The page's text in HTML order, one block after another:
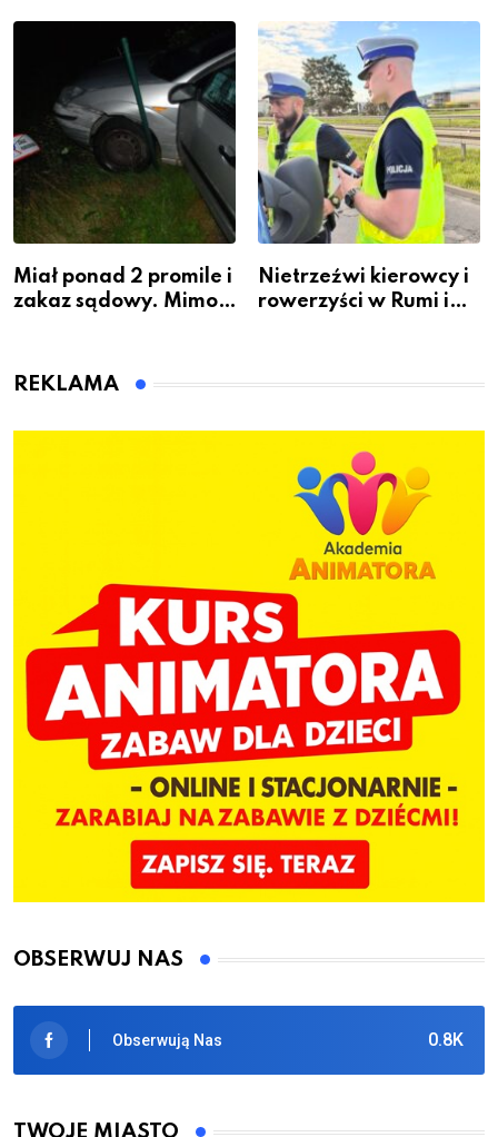
zawodem przyszłości i
gdzie się go nauczyć?
Warszawskiego
Miał ponad 2 promile i
zakaz sądowy. Mimo
Bolszewie i uderzył w
Nietrzeźwi kierowcy i
rowerzyści w Rumi i
REKLAMA
OBSERWUJ NAS
0.8K
Obserwują Nas
TWOJE MIASTO